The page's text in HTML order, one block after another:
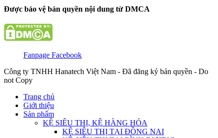
Được bảo vệ bản quyền nội dung từ DMCA
Fanpage Facebook
Công ty TNHH Hanatech Việt Nam - Đã đăng ký bản quyền - Do
not Copy
Trang chủ
Giới thiệu
Sản phẩm
KỆ SIÊU THỊ, KỆ HÀNG HÓA
KỆ SIÊU THỊ TẠI ĐỒNG NAI